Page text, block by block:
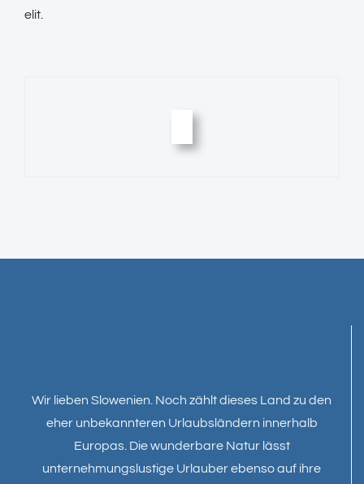
elit.
Wir lieben Slowenien. Noch zählt dieses Land zu den
eher unbekannteren Urlaubsländern innerhalb
Europas. Die wunderbare Natur lässt
unternehmungslustige Urlauber ebenso auf ihre